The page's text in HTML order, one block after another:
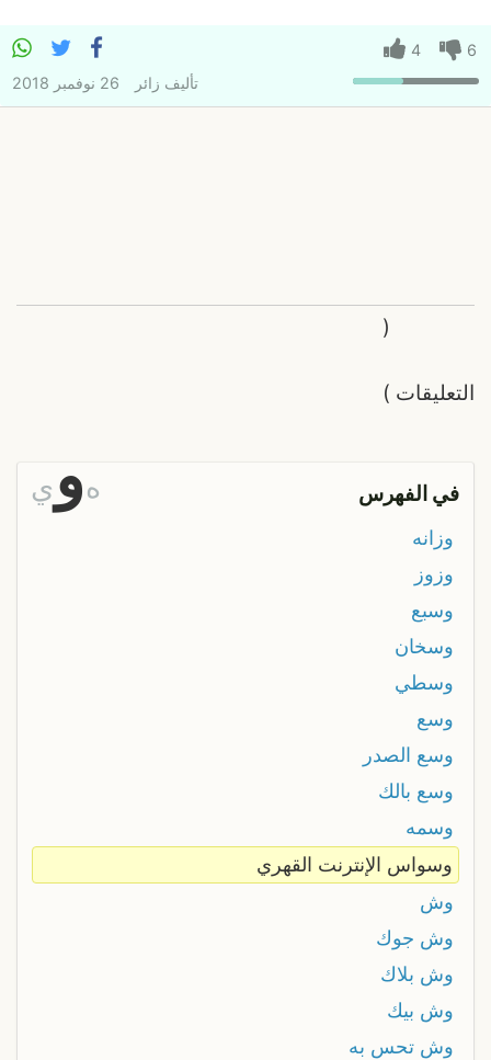
6
4
تأليف زائر 26 نوفمبر 2018
التعليقات
(
)
في الفهرس هو ي
وزانه
وزوز
وسبع
وسخان
وسطي
وسع
وسع الصدر
وسع بالك
وسمه
وسواس الإنترنت القهري
وش
وش جوك
وش بلاك
وش بيك
وش تحس به